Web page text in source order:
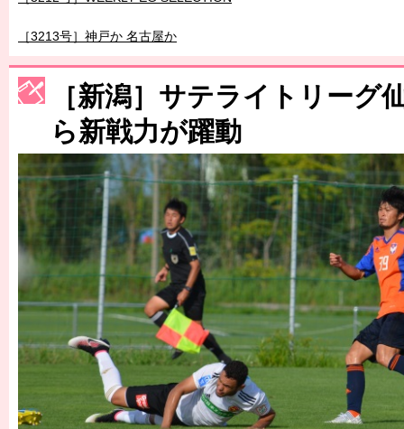
［3212号］WEEKLY EG SELECTION
［3213号］神戸か 名古屋か
［3214号］WEST制覇
［3215号］WEEKLY EG SELECTION
［3216号］行く末占うラストワン
［3217号］最高の景色へ出国
［3218号］WEEKLY EG SELECTION
［3219号］特別な覇者へ 大逆転か連破か
［3220号］伝説の王者、黄金のシャーレ
［新潟］サテライトリーグ
ら新戦力が躍動